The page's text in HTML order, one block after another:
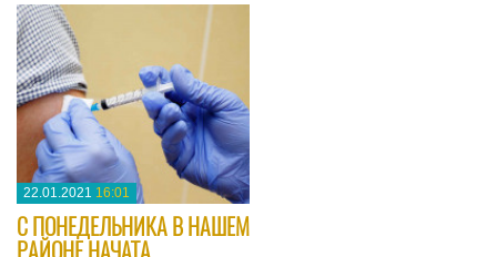
22.01.2021 16:01
С ПОНЕДЕЛЬНИКА В НАШЕМ
РАЙОНЕ НАЧАТА